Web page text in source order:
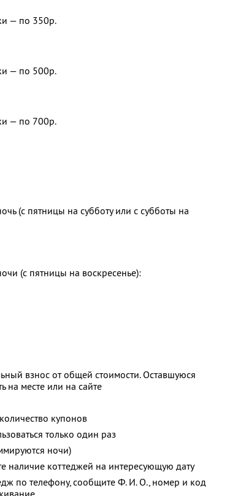
— по 350р.
— по 500р.
— по 700р.
(с пятницы на субботу или с субботы на
(с пятницы на воскресенье):
взнос от общей стоимости. Оставшуюся
на месте или на сайте
купонов
только один раз
ночи)
наличие коттеджей на интересующую дату
по телефону, сообщите Ф. И. О., номер и код